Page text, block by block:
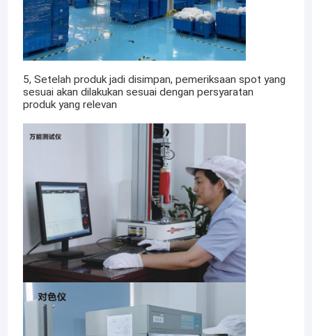
5, Setelah produk jadi disimpan, pemeriksaan spot yang
sesuai akan dilakukan sesuai dengan persyaratan
produk yang relevan